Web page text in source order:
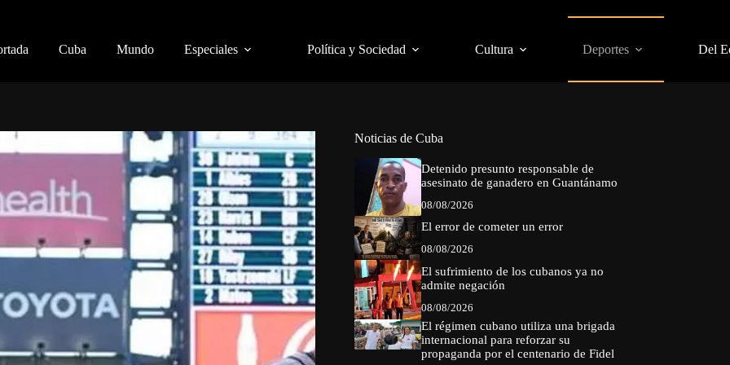
Cuba Mundo Especiales Política y Sociedad Cultura Deportes Del
Noticias de Cuba
Detenido presunto responsable de
asesinato de ganadero en Guantánamo
08/08/2026
El error de cometer un error
08/08/2026
El sufrimiento de los cubanos ya no
admite negación
08/08/2026
El régimen cubano utiliza una brigada
internacional para reforzar su
propaganda por el centenario de Fidel